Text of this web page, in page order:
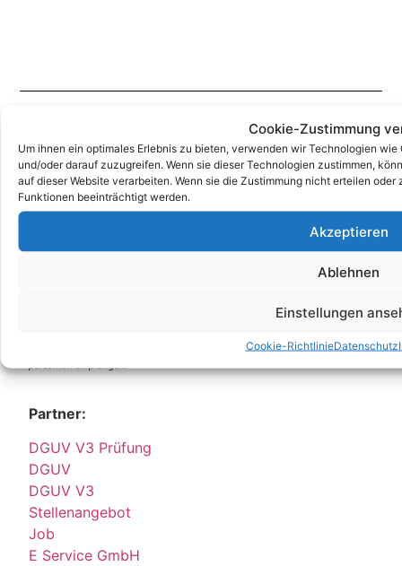
Cookie-Zustimmung
Um ihnen ein optimales Erlebnis zu bieten, verwenden wir Technologien
und/oder darauf zuzugreifen. Wenn sie dieser Technologien zustimmen,
auf dieser Website verarbeiten. Wenn sie die Zustimmung nicht erteilen
Funktionen beeinträchtigt werden.
Akzeptieren
Ablehnen
Einstellungen
Cookie-RichtlinieDatenschutz
Unsere Korrespondenz-Adressen*:
Berlin
+49 (0)30 4357 25 11
* Hierbei handelt es sich weder um Niederlassungen, noch Werkstätten o.ä.,
richten können und wo wir Sie nach vorheriger Terminvereinbarung gerne
Partner:
DGUV V3 Prüfung
DGUV
DGUV V3
Stellenangebot
Job
E Service GmbH